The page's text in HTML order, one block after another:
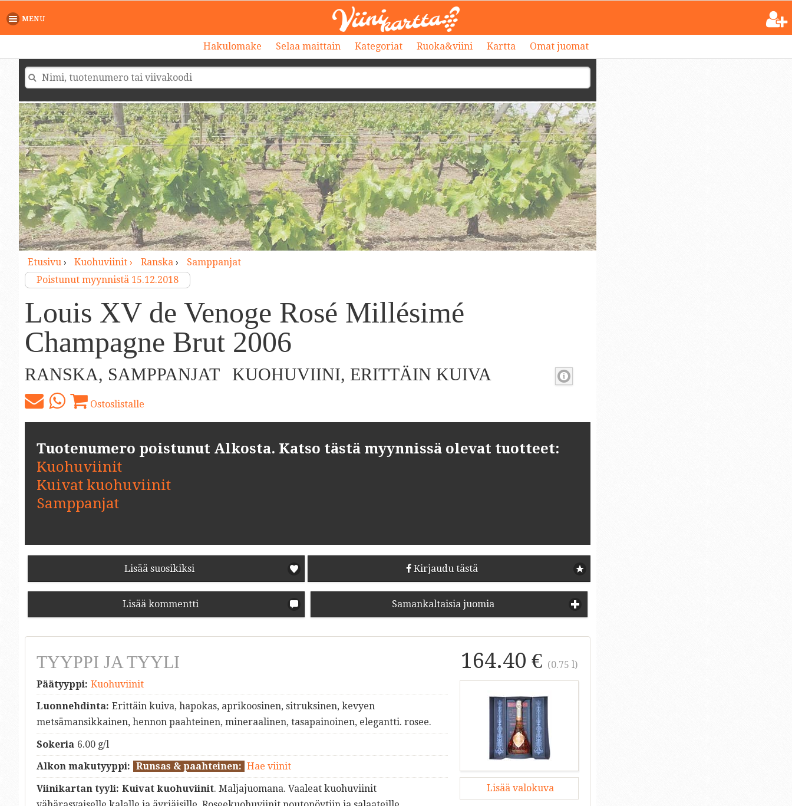
MENU
Hakulomake Selaa maittain Kategoriat Ruoka&viini Kartta Omat juomat
Etusivu› Kuohuviinit › Ranska›
Samppanjat
Poistunut myynnistä 15.12.2018
Louis XV de Venoge Rosé Millésimé
Champagne Brut 2006
RANSKA, SAMPPANJAT KUOHUVIINI, ERITTÄIN KUIVA
Ostoslistalle
Tuotenumero poistunut Alkosta. Katso tästä myynnissä olevat tuotteet:
Kuohuviinit
Kuivat kuohuviinit
Samppanjat
Lisää suosikiksi Kirjaudu tästä
Lisää kommentti Samankaltaisia juomia
164.40 € (0.75 l)
Lisää valokuva
TYYPPI JA TYYLI
Päätyyppi: Kuohuviinit
Luonnehdinta: Erittäin kuiva, hapokas, aprikoosinen, sitruksinen, kevyen
metsämansikkainen, hennon paahteinen, mineraalinen, tasapainoinen, elegantti. rosee.
Sokeria 6.00 g/l
Alkon makutyyppi: Runsas & paahteinen: Hae viinit
Viinikartan tyyli: Kuivat kuohuviinit. Maljajuomana. Vaaleat kuohuviinit